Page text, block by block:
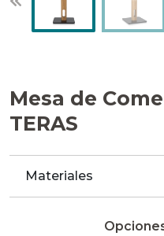
Mesa de
TERAS
Materiales